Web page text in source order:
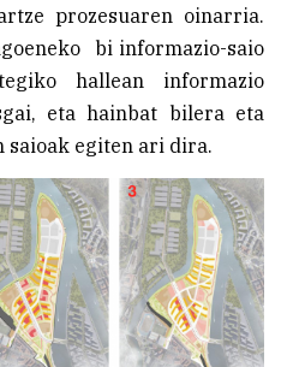
prozesuaren oinarria.
bi informazio-saio
hallean informazio
eta hainbat bilera eta
saioak egiten ari dira.